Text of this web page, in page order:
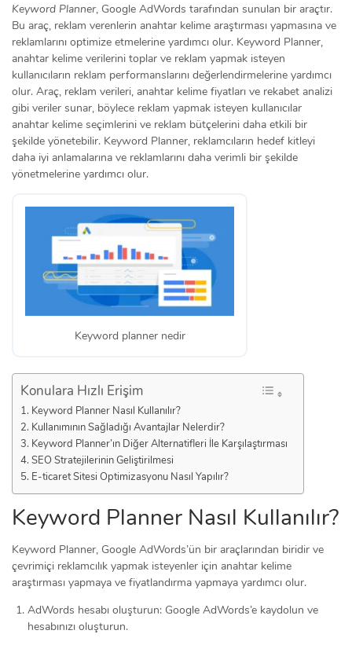
Keyword Planner, Google AdWords tarafından sunulan bir araçtır.
Bu araç, reklam verenlerin anahtar kelime araştırması yapmasına ve
reklamlarını optimize etmelerine yardımcı olur. Keyword Planner,
anahtar kelime verilerini toplar ve reklam yapmak isteyen
kullanıcıların reklam performanslarını değerlendirmelerine yardımcı
olur. Araç, reklam verileri, anahtar kelime fiyatları ve rekabet analizi
gibi veriler sunar, böylece reklam yapmak isteyen kullanıcılar
anahtar kelime seçimlerini ve reklam bütçelerini daha etkili bir
şekilde yönetebilir. Keyword Planner, reklamcıların hedef kitleyi
daha iyi anlamalarına ve reklamlarını daha verimli bir şekilde
yönetmelerine yardımcı olur.
Keyword planner nedir
Konulara Hızlı Erişim
Keyword Planner Nasıl Kullanılır?
Kullanımının Sağladığı Avantajlar Nelerdir?
Keyword Planner’ın Diğer Alternatifleri İle Karşılaştırması
SEO Stratejilerinin Geliştirilmesi
E-ticaret Sitesi Optimizasyonu Nasıl Yapılır?
Keyword Planner Nasıl Kullanılır?
Keyword Planner, Google AdWords’ün bir araçlarından biridir ve
çevrimiçi reklamcılık yapmak isteyenler için anahtar kelime
araştırması yapmaya ve fiyatlandırma yapmaya yardımcı olur.
AdWords hesabı oluşturun: Google AdWords’e kaydolun ve
hesabınızı oluşturun.